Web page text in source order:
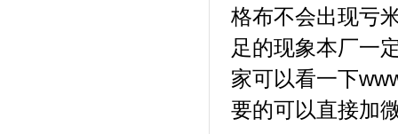
格布不会出现亏
足的现象本厂一
家可以看一下
要的可以直接加